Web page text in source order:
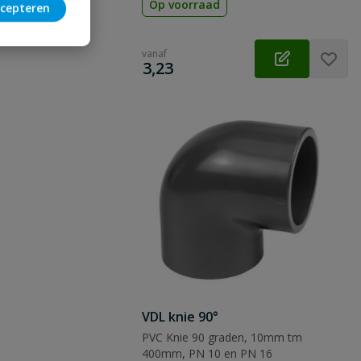
Op voorraad
vanaf
€
3,23
VDL knie 90°
PVC Knie 90 graden, 10mm tm
400mm, PN 10 en PN 16